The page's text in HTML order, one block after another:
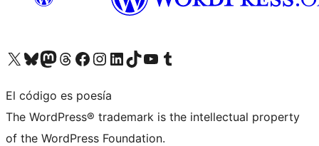
Visita nuestra cuenta de X (anteriormente Twitter)
Visita nuestra cuenta de Bluesky
Visita nuestra cuenta de Mastodon
Visita nuestra cuenta de Threads
Visita nuestra página de Facebook
Visita nuestra cuenta de Instagram
Visita nuestra cuenta de LinkedIn
Visita nuestra cuenta de TikTok
Visita nuestro canal de YouTube
Visita nuestra cuenta de Tumblr
El código es poesía
The WordPress® trademark is the intellectual property
of the WordPress Foundation.